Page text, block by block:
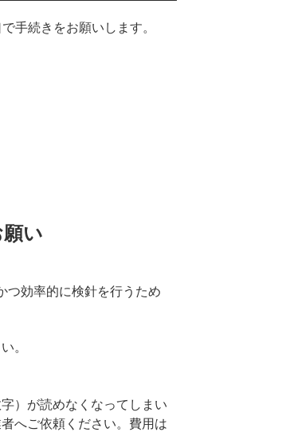
手続きをお願いします。
い
つ効率的に検針を行うため
。
）が読めなくなってしまい
へご依頼ください。費用は